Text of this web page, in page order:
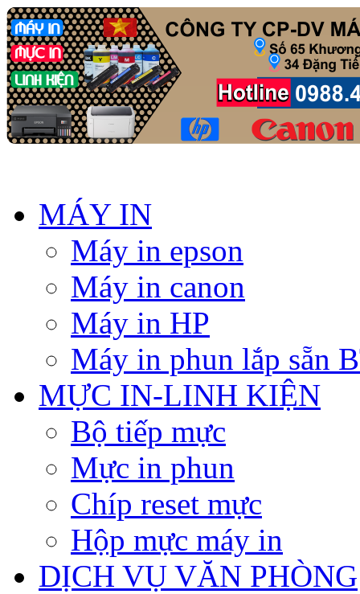
MÁY IN
Máy in epson
Máy in canon
Máy in HP
Máy in phun lắp sẵn
MỰC IN-LINH KIỆN
Bộ tiếp mực
Mực in phun
Chíp reset mực
Hộp mực máy in
DỊCH VỤ VĂN PHÒNG